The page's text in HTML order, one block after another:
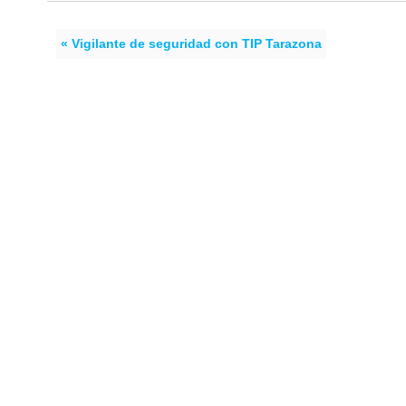
« Vigilante de seguridad con TIP Tarazona